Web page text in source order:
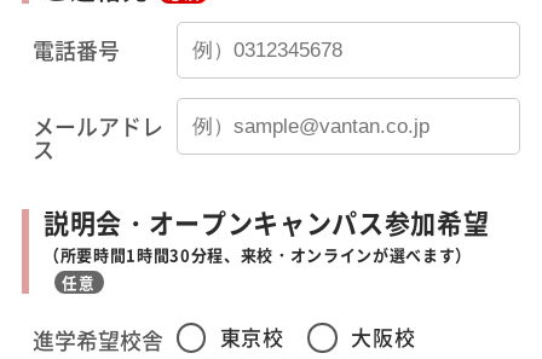
電話番号
メールアドレ
ス
説明会・オープンキャンパス参加希望
（所要時間1時間30分程、来校・オンラインが選べます）
任意
進学希望校舎 東京校
大阪校